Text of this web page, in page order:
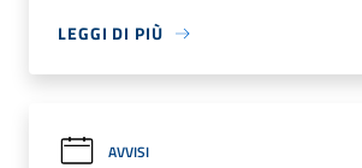
LEGGI DI PIÙ
AVVISI